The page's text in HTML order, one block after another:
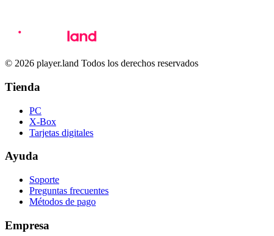
© 2026 player.land Todos los derechos reservados
Tienda
PC
X-Box
Tarjetas digitales
Ayuda
Soporte
Preguntas frecuentes
Métodos de pago
Empresa